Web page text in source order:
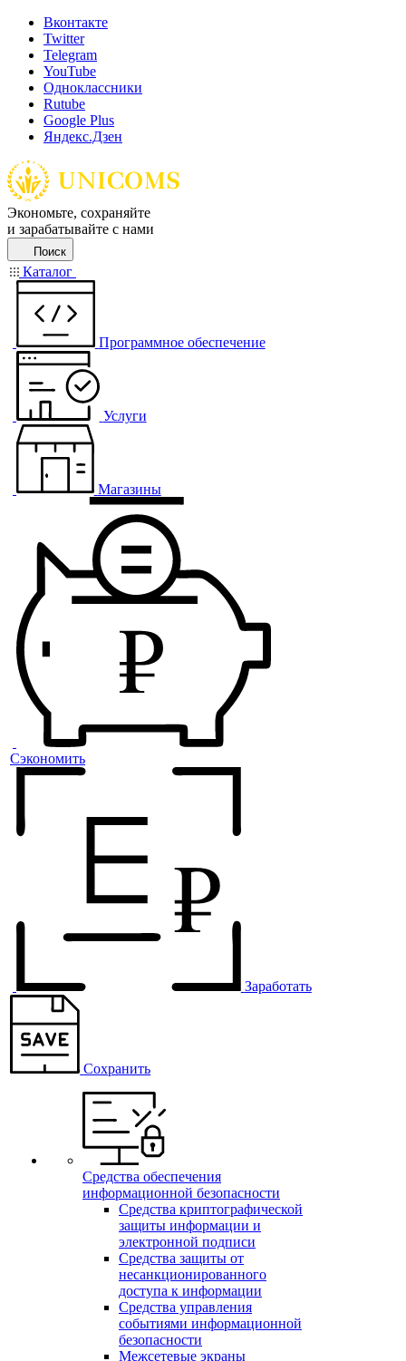
Вконтакте
Twitter
Telegram
YouTube
Одноклассники
Rutube
Google Plus
Яндекс.Дзен
Экономьте, сохраняйте
и зарабатывайте с нами
Поиск
Каталог
Программное обеспечение
Услуги
Магазины
Сэкономить
Заработать
Сохранить
Средства обеспечения
информационной безопасности
Средства криптографической
защиты информации и
электронной подписи
Средства защиты от
несанкционированного
доступа к информации
Средства управления
событиями информационной
безопасности
Межсетевые экраны